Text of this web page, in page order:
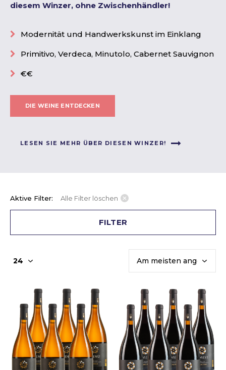
diesem Winzer, ohne Zwischenhändler!
Modernität und Handwerkskunst im Einklang
Primitivo, Verdeca, Minutolo, Cabernet Sauvignon
€€
DIE WEINE ENTDECKEN
LESEN SIE MEHR ÜBER DIESEN WINZER!
Aktive Filter: Alle Filter löschen
FILTER